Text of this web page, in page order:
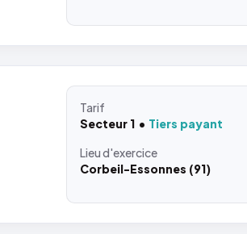
Tarif
Secteur 1
Tiers payant
Lieud'exercice
Corbeil-Essonnes (91)